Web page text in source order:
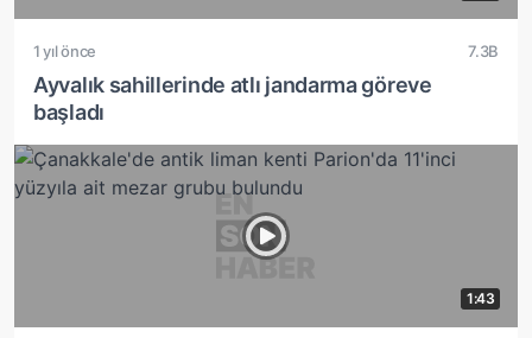
1 yıl önce 7.3B
Ayvalık sahillerinde atlı jandarma göreve
başladı
1:43